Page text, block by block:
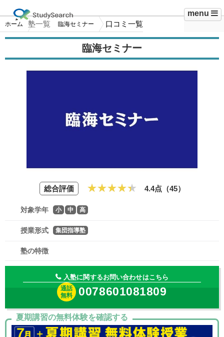
menu
ホーム 塾一覧 臨海セミナー 口コミ一覧
臨海セミナー
総合評価 4.4点（45）
対象学年 小 中 高
授業形式 集団指導塾
塾の特徴
入塾に関するお問い合わせはこちら
通話
無料
0078601081809
夏期講習の無料体験を確認する